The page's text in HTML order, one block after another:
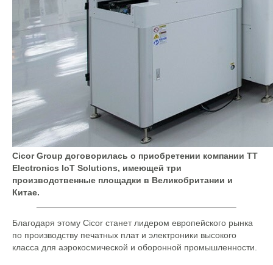
Cicor Group договорилась о приобретении компании TT
Electronics IoT Solutions, имеющей три
производственные площадки в Великобритании и
Китае.
Благодаря этому Cicor станет лидером европейского рынка
по производству печатных плат и электроники высокого
класса для аэрокосмической и оборонной промышленности.